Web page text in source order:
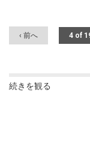
‹ 前へ 4 of
続きを観る